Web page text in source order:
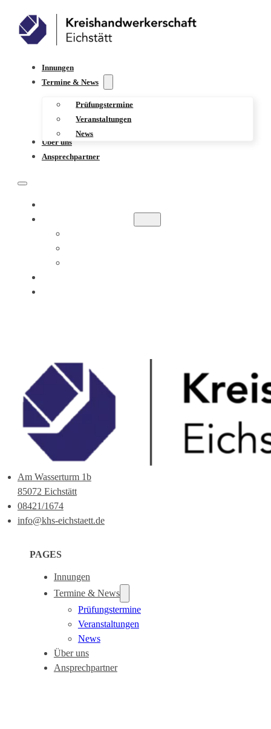
Innungen
Termine & News
Prüfungstermine
Veranstaltungen
News
Über uns
Ansprechpartner
Am Wasserturm 1b
85072 Eichstätt
08421/1674
info@khs-eichstaett.de
PAGES
Innungen
Termine & News
Prüfungstermine
Veranstaltungen
News
Über uns
Ansprechpartner